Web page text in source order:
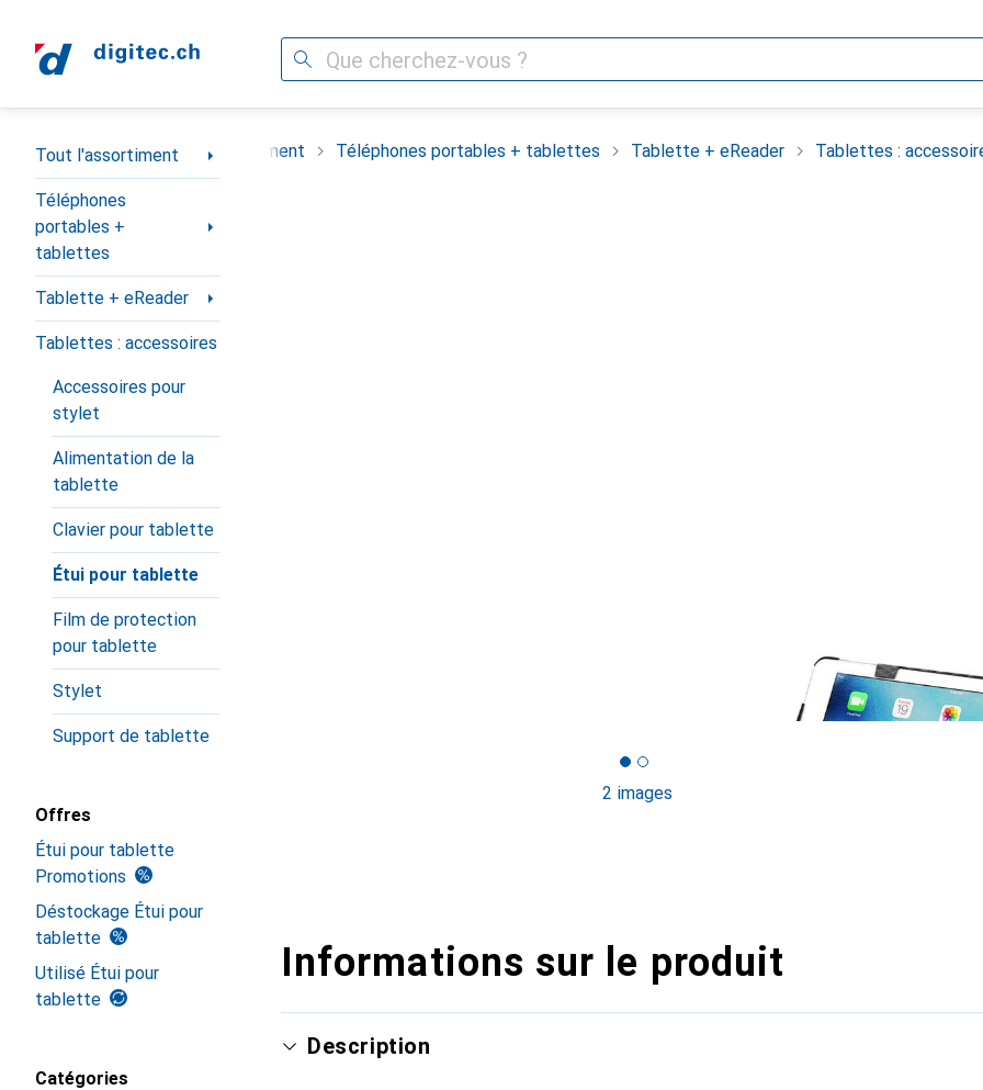
Recherche
Navigation par catégorie
Tout l'assortiment
Téléphones
portables +
tablettes
Tablette + eReader
Tablettes : accessoires
Accessoires pour
stylet
Alimentation de la
tablette
Clavier pour tablette
Étui pour tablette
Film de protection
pour tablette
Stylet
Support de tablette
Offres
Étui pour tablette
Promotions
Déstockage Étui pour
tablette
Utilisé Étui pour
tablette
Catégories
Tout l'assortiment Téléphones portables + tablettes Tablette + eReader Tablettes :
2 images
Informations sur le produit
Description